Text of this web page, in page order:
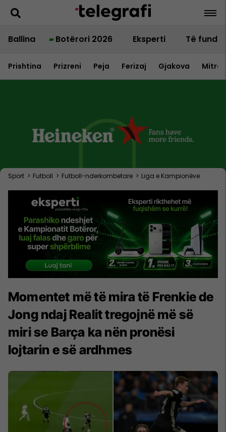
Ballina Botërori 2026 Eksperti Të fundit
Prishtina Prizreni Peja Ferizaj Gjakova
Sport > Futboll > Futboll-nderkombetare > Liga e Kampionëve
Momentet më të mira të Frenkie de
Jong ndaj Realit tregojnë më së
miri se Barça ka nën pronësi
lojtarin e së ardhmes